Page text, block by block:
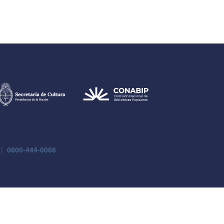
0800-444-0068